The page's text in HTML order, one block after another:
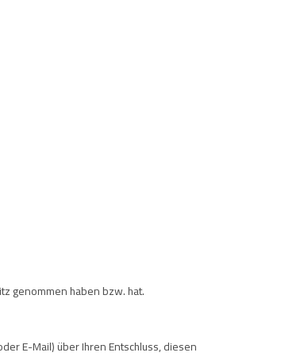
genommen haben bzw. hat.
E-Mail) über Ihren Entschluss, diesen